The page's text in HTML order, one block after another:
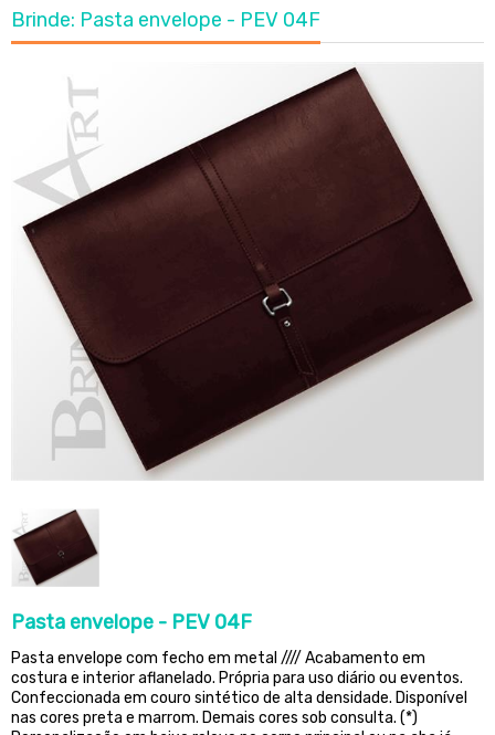
Brinde: Pasta envelope - PEV 04F
Pasta envelope - PEV 04F
Pasta envelope com fecho em metal //// Acabamento em
costura e interior aflanelado. Própria para uso diário ou eventos.
Confeccionada em couro sintético de alta densidade. Disponível
nas cores preta e marrom. Demais cores sob consulta. (*)